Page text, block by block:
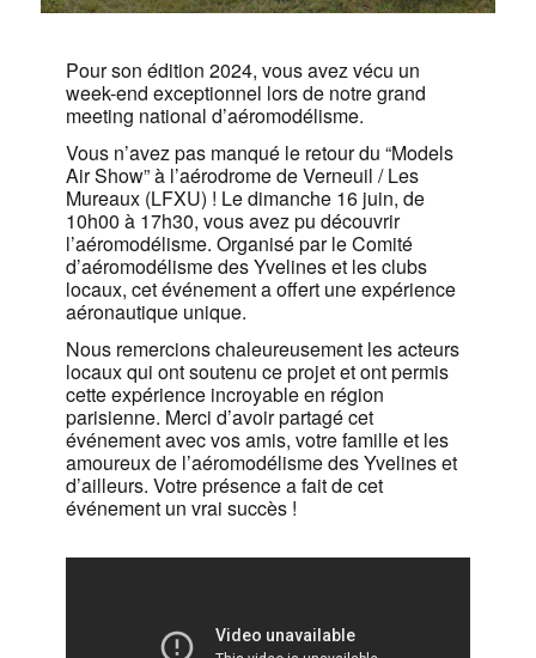
Pour son édition 2024, vous avez vécu un
week-end exceptionnel lors de notre grand
meeting national d’aéromodélisme.
Vous n’avez pas manqué le retour du “Models
Air Show” à l’aérodrome de Verneuil / Les
Mureaux (LFXU) ! Le dimanche 16 juin, de
10h00 à 17h30, vous avez pu découvrir
l’aéromodélisme. Organisé par le Comité
d’aéromodélisme des Yvelines et les clubs
locaux, cet événement a offert une expérience
aéronautique unique.
Nous remercions chaleureusement les acteurs
locaux qui ont soutenu ce projet et ont permis
cette expérience incroyable en région
parisienne. Merci d’avoir partagé cet
événement avec vos amis, votre famille et les
amoureux de l’aéromodélisme des Yvelines et
d’ailleurs. Votre présence a fait de cet
événement un vrai succès !